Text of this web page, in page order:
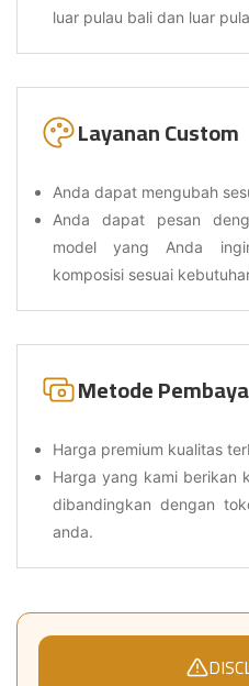
luar pulau bali dan luar
Layanan Custom
Anda dapat mengubah
Anda dapat pesan
model yang Anda
komposisi sesuai
Metode
Harga premium kualitas
Harga yang kami berikan
dibandingkan dengan
anda.